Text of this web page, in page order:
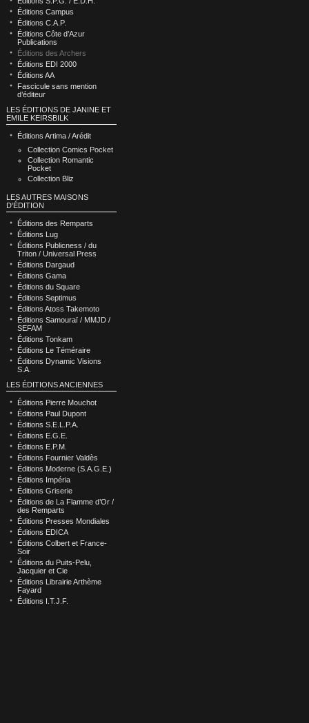
Éditions Campus
Éditions C.A.P.
Éditions Côte d’Azur
Publications
Éditions des Archers
Éditions EDI 2000
Éditions AA
Fascicule sans mention
d’éditeur
LES ÉDITIONS DE JANINE ET
EMILE KEIRSBILK
Éditions Artima / Arédit
Collection Comics Pocket
Collection Romantic
Pocket
Collection Bliz
LES AUTRES MAISONS
D'ÉDITION
Éditions des Remparts
Éditions Lug
Éditions Publicness / du
Triton / Universal Press
Éditions Dargaud
Éditions Gama
Éditions du Square
Éditions Septimus
Éditions Atoss Takemoto
Éditions Samouraï / MMJD /
SEFAM
Éditions Tonkam
Éditions Le Téméraire
Éditions Dynamic Visions
S.A.
LES ÉDITIONS ANCIENNES
Éditions Pierre Mouchot
Éditions Paul Dupont
Éditions S.E.L.P.A.
Éditions E.G.E.
Éditions E.P.M.
Éditions Fournier Valdès
Éditions Moderne (S.A.G.E.)
Éditions Impéria
Éditions Griserie
Éditions de La Flamme d’Or /
des Remparts
Éditions Presses Mondiales
Éditions EDICA
Éditions Colbert et France-
Soir
Éditions du Puits-Pelu,
Jacquier et Cie
Éditions Librairie Arthème
Fayard
Éditions I.T.J.F.